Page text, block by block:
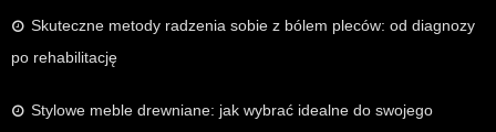
Skuteczne metody radzenia sobie z bólem pleców: od diagnozy
po rehabilitację
Stylowe meble drewniane: jak wybrać idealne do swojego